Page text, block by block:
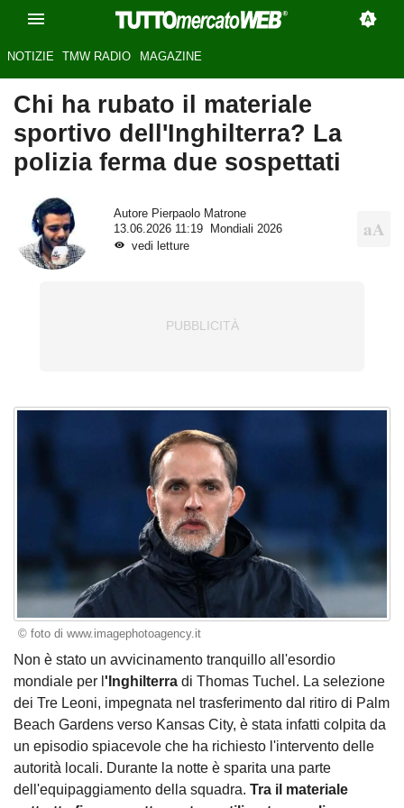
NOTIZIE TMW RADIO MAGAZINE
Chi ha rubato il materiale
sportivo dell'Inghilterra? La
polizia ferma due sospettati
Autore Pierpaolo Matrone
13.06.2026 11:19
Mondiali 2026
vedi letture
© foto di www.imagephotoagency.it
Non è stato un avvicinamento tranquillo all'esordio
mondiale per l 'Inghilterra di Thomas Tuchel. La selezione
dei Tre Leoni, impegnata nel trasferimento dal ritiro di Palm
Beach Gardens verso Kansas City, è stata infatti colpita da
un episodio spiacevole che ha richiesto l'intervento delle
autorità locali. Durante la notte è sparita una parte
dell'equipaggiamento della squadra. Tra il materiale